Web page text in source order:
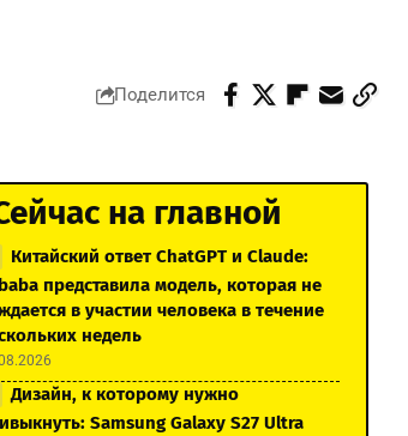
Поделится
на главной
Китайский ответ ChatGPT и Claude:
представила модель, которая не
в участии человека в течение
недель
Дизайн, к которому нужно
Samsung Galaxy S27 Ultra